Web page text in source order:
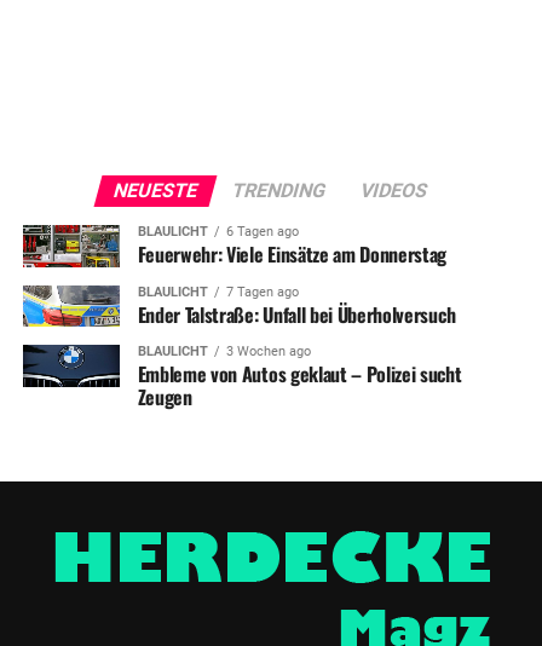
NEUESTE TRENDING VIDEOS
BLAULICHT 6 Tagen ago
Feuerwehr: Viele Einsätze am Donnerstag
BLAULICHT 7 Tagen ago
Ender Talstraße: Unfall bei Überholversuch
BLAULICHT 3 Wochen ago
Embleme von Autos geklaut – Polizei sucht
Zeugen